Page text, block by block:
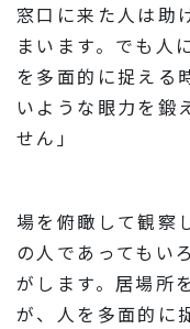
窓口に来た人は助
まいます。でも人
を多面的に捉える
いような眼力を鍛
せん」
場を俯瞰して観察
の人であってもい
がします。居場所
が、人を多面的に